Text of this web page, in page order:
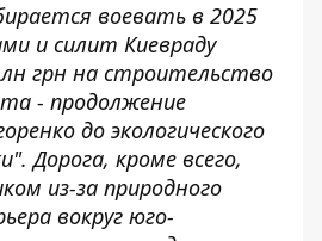
воевать в 2025
и силит Киевраду
грн на строительство
- продолжение
до экологического
Дорога, кроме всего,
из-за природного
вокруг юго-